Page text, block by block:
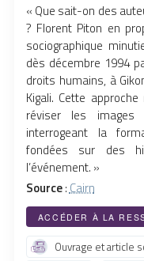
« Que sait-on des
? Florent Piton en
sociographique
dès décembre 1994
droits humains, à
Kigali. Cette
réviser les
interrogeant la
fondées sur des
l’événement. »
Source:Cairn
ACCÉDER À LA
Ouvrage et article